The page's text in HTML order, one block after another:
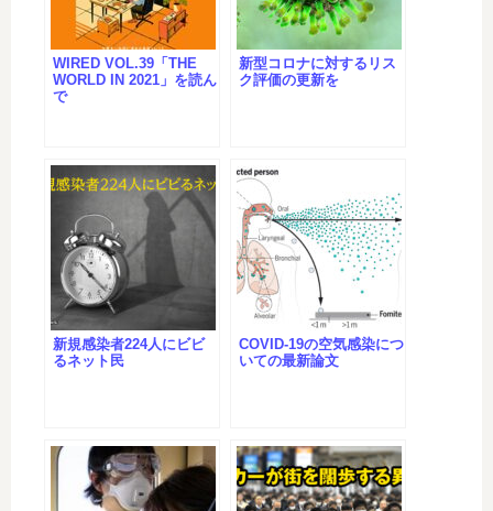
WIRED VOL.39「THE
WORLD IN 2021」を読ん
で
新型コロナに対するリス
ク評価の更新を
新規感染者224人にビビ
るネット民
COVID-19の空気感染につ
いての最新論文